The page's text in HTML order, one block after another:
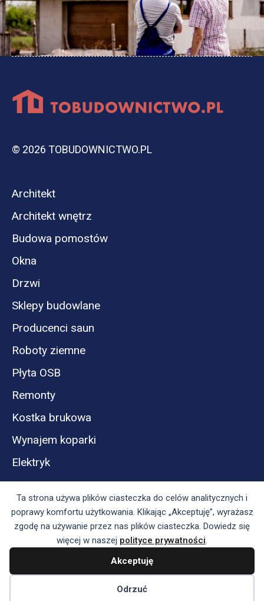
Ta strona używa plików ciasteczka do celów analitycznych i
poprawy komfortu użytkowania. Klikając „Akceptuję”, wyrażasz
zgodę na używanie przez nas plików ciasteczka. Dowiedz się
więcej w naszej polityce prywatności.
Akceptuję
Odrzuć
© 2026 TOBUDOWNICTWO.PL
Architekt
Architekt wnętrz
Budowa pomostów
Okna
Drzwi
Sklepy budowlane
Producenci saun
Roboty ziemne
Płyta OSB
Remonty
Kostka brukowa
Wynajem koparki
Elektryk
Panel reklamodawcy
Regulamin serwisu i polityka prywatności